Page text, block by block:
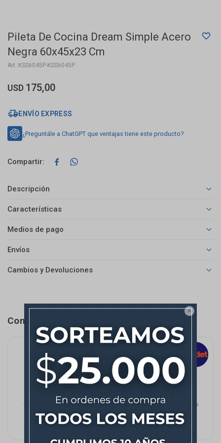

Pileta De Cocina Dream Simple Acero
Negra 60x45x23 Cm
KSS6045P-KSS6045P
USD 175,00
ENVÍO EXPRESS
¿Preguntále a ChatGPT que ventajas tiene este producto?
 
Descripción
Características
Medios de pago
Envíos
Cambios y Devoluciones
Completá tu compra